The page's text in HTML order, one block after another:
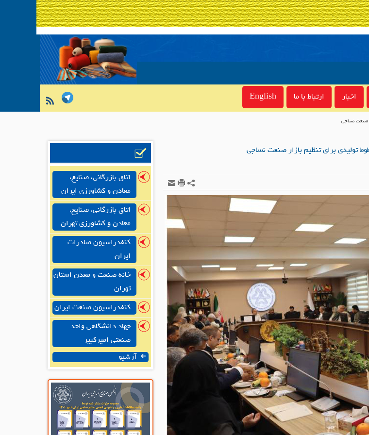
اخبار ارتباط با ما English
صنعت نساجی
تولیدی برای تنظیم بازار صنعت نساجی
اتاق بازرگانی، صنایع،
معادن و کشاورزی ایران
اتاق بازرگانی، صنایع،
معادن و کشاورزی تهران
کنفدراسیون صادرات
ایران
خانه صنعت و معدن استان
تهران
کنفدراسیون صنعت ایران
جهاد دانشگاهی واحد
صنعتی امیرکبیر
آرشیو